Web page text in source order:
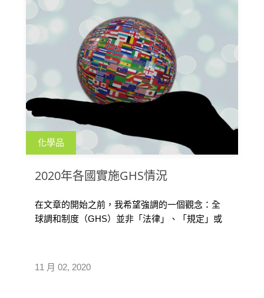
化學品
2020年各國實施GHS情況
11 月 02, 2020
在文章的開始之前，我希望強調的一個觀念：全
球調和制度（GHS）並非「法律」、「規定」或